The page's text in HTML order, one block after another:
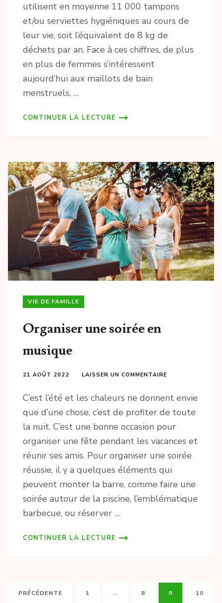
utilisent en moyenne 11 000 tampons
et/ou serviettes hygiéniques au cours de
leur vie, soit l’équivalent de 8 kg de
déchets par an. Face à ces chiffres, de plus
en plus de femmes s’intéressent
aujourd’hui aux maillots de bain
menstruels, …
CONTINUER LA LECTURE
VIE DE FAMILLE
Organiser une soirée en
musique
21 AOÛT 2022 LAISSER UN COMMENTAIRE
C’est l’été et les chaleurs ne donnent envie
que d’une chose, c’est de profiter de toute
la nuit. C’est une bonne occasion pour
organiser une fête pendant les vacances et
réunir ses amis. Pour organiser une soirée
réussie, il y a quelques éléments qui
peuvent monter la barre, comme faire une
soirée autour de la piscine, l’emblématique
barbecue, ou réserver …
CONTINUER LA LECTURE
Pagination
PRÉCÉDENTE PAGE
1 … PAGE
8 PAGE
9 PAGE
10